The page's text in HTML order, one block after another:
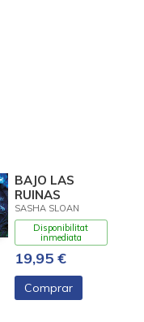
BAJO LAS
RUINAS
SASHA SLOAN
Disponibilitat
inmediata
19,95 €
Comprar